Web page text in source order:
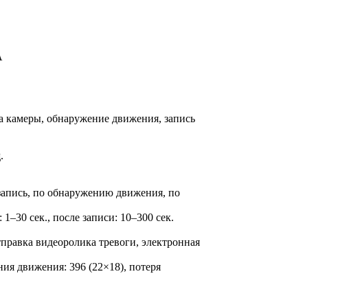
обнаружение движения, запись
по обнаружению движения, по
сек., после записи: 10–300 сек.
видеоролика тревоги, электронная
движения: 396 (22×18), потеря